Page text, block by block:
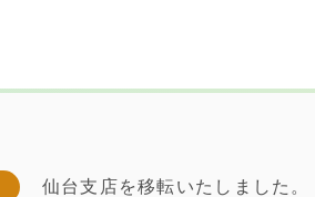
仙台支店を移転いたしました。